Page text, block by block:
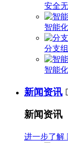
安全
智能
分支
智能
新闻资讯
新闻资讯
进一步了解